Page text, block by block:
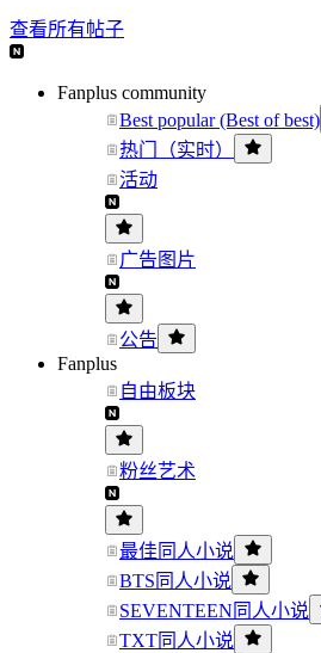
查看所有帖子
Fanplus community
Best popular (Best of best)
热门（实时）
活动
广告图片
公告
Fanplus
自由板块
粉丝艺术
最佳同人小说
BTS同人小说
SEVENTEEN同人小说
TXT同人小说